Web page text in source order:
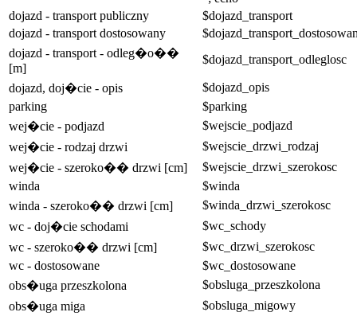
dojazd - transport publiczny
$dojazd_transport
dojazd - transport dostosowany
dojazd - transport - odleg�o��
[m]
$dojazd_transport_odleglosc
dojazd, doj�cie - opis
$dojazd_opis
parking
$parking
wej�cie - podjazd
$wejscie_podjazd
wej�cie - rodzaj drzwi
$wejscie_drzwi_rodzaj
wej�cie - szeroko�� drzwi [cm]
$wejscie_drzwi_szerokosc
winda
$winda
winda - szeroko�� drzwi [cm]
$winda_drzwi_szerokosc
wc - doj�cie schodami
$wc_schody
wc - szeroko�� drzwi [cm]
$wc_drzwi_szerokosc
wc - dostosowane
$wc_dostosowane
obs�uga przeszkolona
$obsluga_przeszkolona
obs�uga miga
$obsluga_migowy